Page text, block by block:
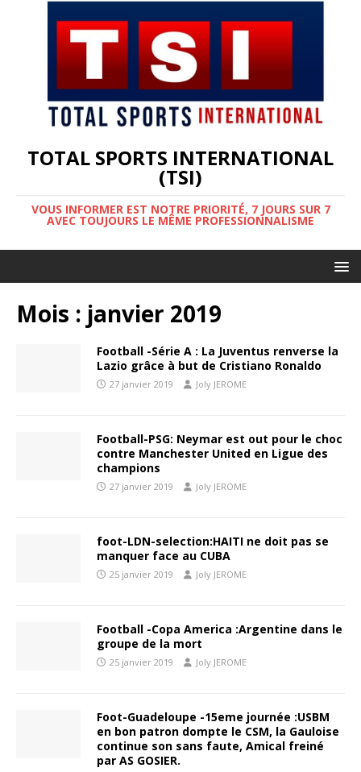
TOTAL SPORTS INTERNATIONAL
(TSI)
VOUS INFORMER EST NOTRE PRIORITÉ, 7 JOURS SUR 7
AVEC TOUJOURS LE MÊME PROFESSIONNALISME
Mois : janvier 2019
Football -Série A : La Juventus renverse la
Lazio grâce à but de Cristiano Ronaldo
27 janvier 2019 Joly JEROME
Football-PSG: Neymar est out pour le choc
contre Manchester United en Ligue des
champions
27 janvier 2019 Joly JEROME
foot-LDN-selection:HAITI ne doit pas se
manquer face au CUBA
25 janvier 2019 Joly JEROME
Football -Copa America :Argentine dans le
groupe de la mort
25 janvier 2019 Joly JEROME
Foot-Guadeloupe -15eme journée :USBM
en bon patron dompte le CSM, la Gauloise
continue son sans faute, Amical freiné
par AS GOSIER.